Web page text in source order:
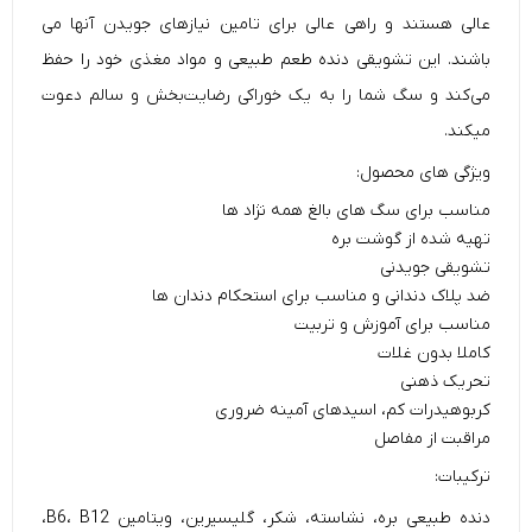
عالی هستند و راهی عالی برای تامین نیازهای جویدن آنها می
باشند. این تشویقی دنده طعم طبیعی و مواد مغذی خود را حفظ
می‌کند و سگ شما را به یک خوراکی رضایت‌بخش و سالم دعوت
میکند.
ویژگی های محصول:
مناسب برای سگ های بالغ همه نژاد ها
تهیه شده از گوشت بره
تشویقی جویدنی
ضد پلاک دندانی و مناسب برای استحکام دندان ها
مناسب برای آموزش و تربیت
کاملا بدون غلات
تحریک ذهنی
کربوهیدرات کم، اسیدهای آمینه ضروری
مراقبت از مفاصل
ترکیبات:
دنده طبیعی بره، نشاسته، شکر، گلیسیرین، ویتامین B6، B12،